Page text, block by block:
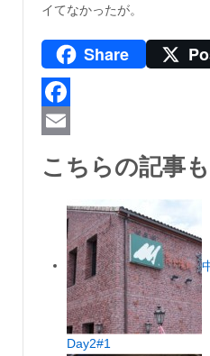
イてなかったが。
Share
Facebook
こちらの記事
Day2#1